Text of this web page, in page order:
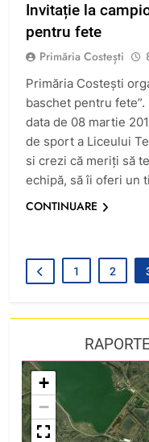
Invitație la
pentru fete
Primăria Costești
Primăria Costești
baschet pentru
data de 08 martie
de sport a Liceului
si crezi că meriți să
echipă, să îi oferi un
CONTINUARE
1 2
+
−